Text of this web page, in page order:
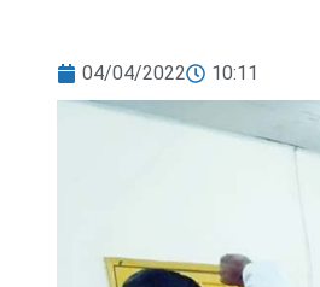
04/04/2022 10:11